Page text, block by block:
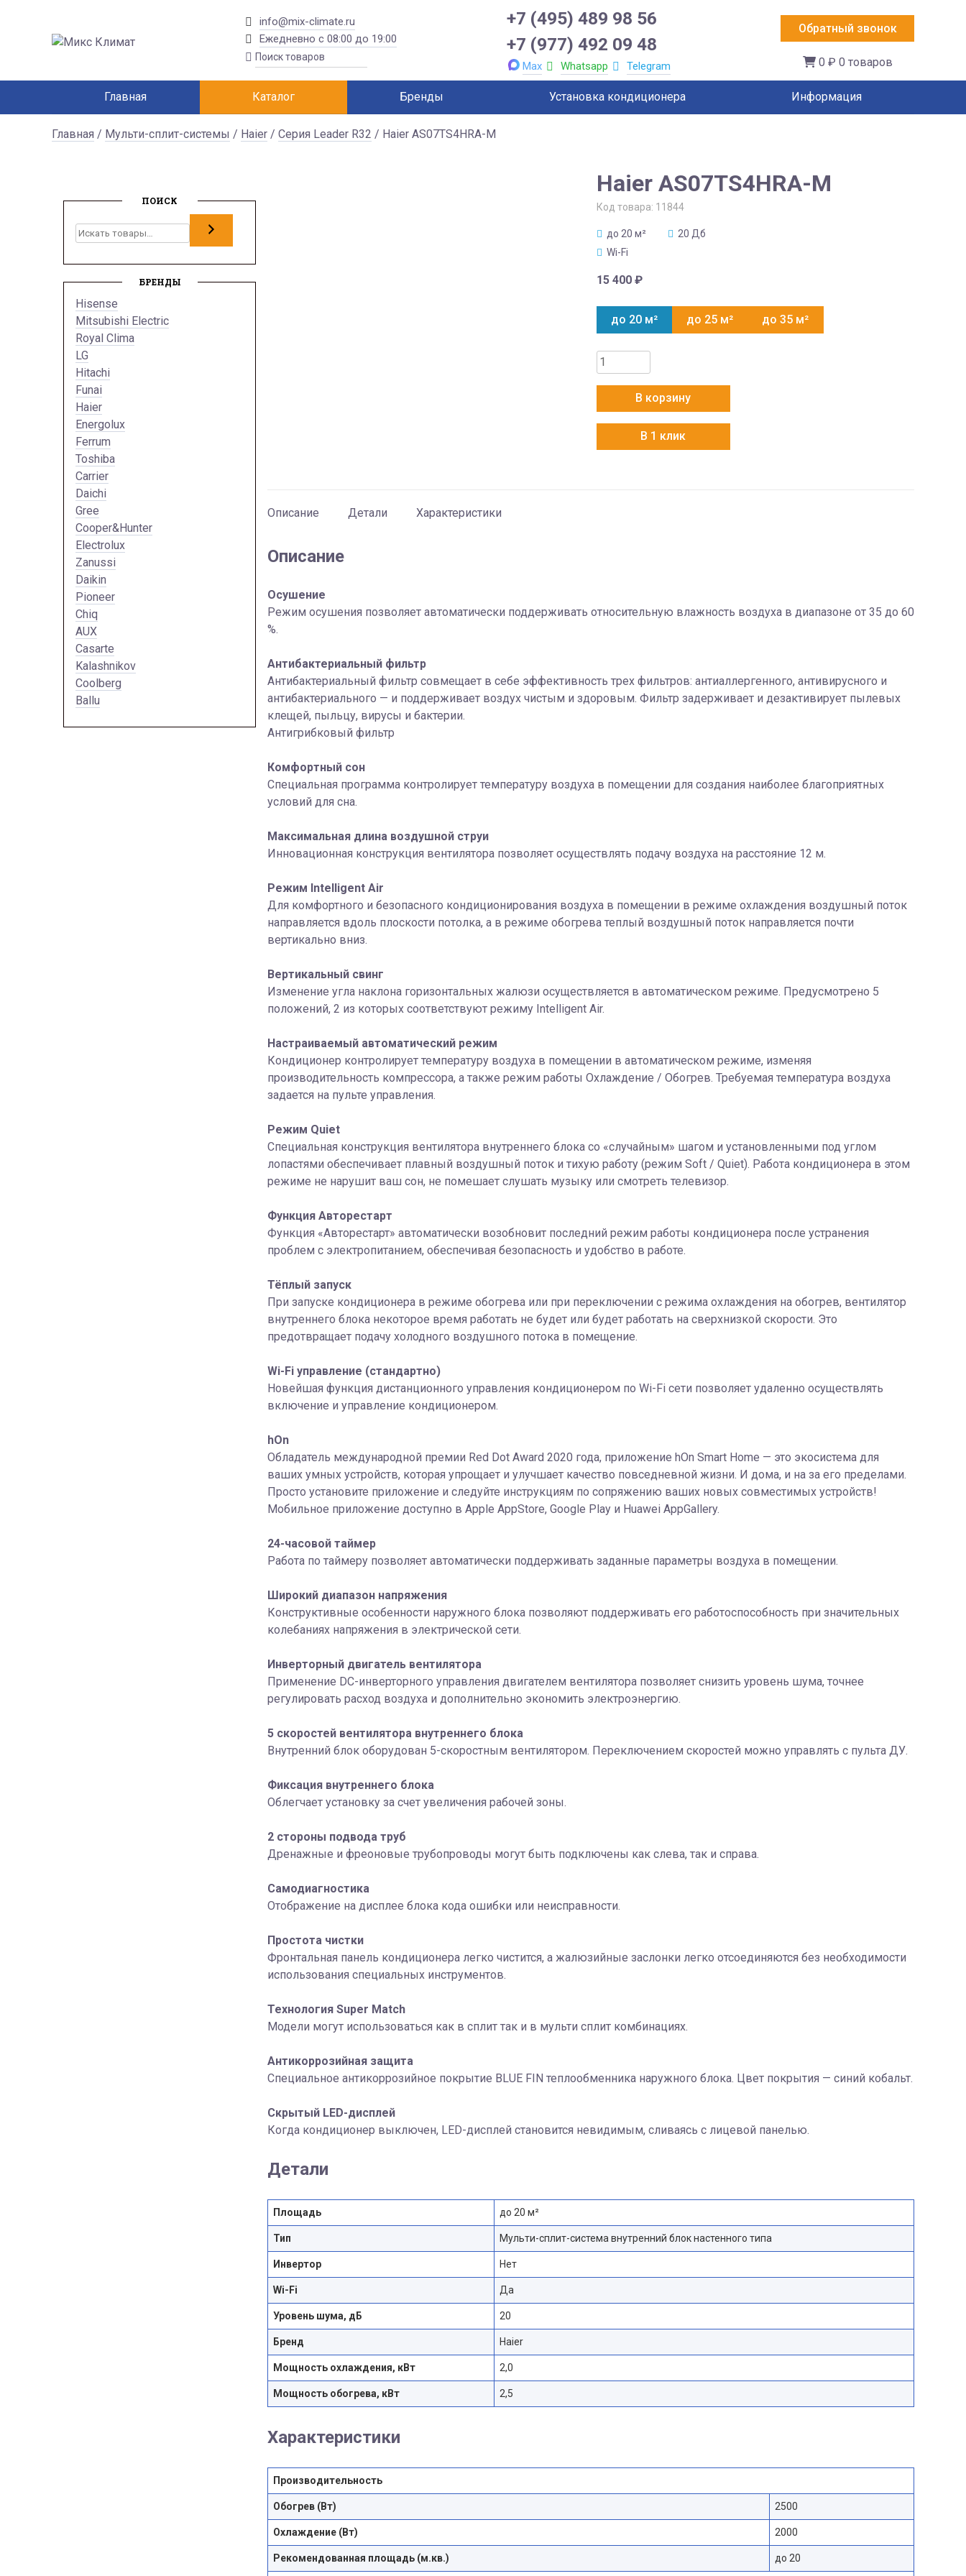
info@mix-climate.ru
Ежедневно с 08:00 до 19:00
+7 (495) 489 98 56
+7 (977) 492 09 48
Max Whatsapp Telegram
Обратный звонок
0 ₽ 0 товаров
Главная Каталог Бренды Установка кондиционера Информация
Главная / Мульти-сплит-системы / Haier / Серия Leader R32 / Haier AS07TS4HRA-M
Haier AS07TS4HRA-M
Код товара: 11844
до 20 м²
20 Дб
Wi-Fi
15 400 ₽
до 20 м² до 25 м² до 35 м²
Количество
товара
AS07TS4HRA-
M
В корзину
В 1 клик
Описание Детали Характеристики
Описание
Осушение
Режим осушения позволяет автоматически поддерживать относительную влажность воздуха в диапазоне от 35 до 60
%.
Антибактериальный фильтр
Антибактериальный фильтр совмещает в себе эффективность трех фильтров: антиаллергенного, антивирусного и
антибактериального — и поддерживает воздух чистым и здоровым. Фильтр задерживает и дезактивирует пылевых
клещей, пыльцу, вирусы и бактерии.
Антигрибковый фильтр
Комфортный сон
Специальная программа контролирует температуру воздуха в помещении для создания наиболее благоприятных
условий для сна.
Максимальная длина воздушной струи
Инновационная конструкция вентилятора позволяет осуществлять подачу воздуха на расстояние 12 м.
Режим Intelligent Air
Для комфортного и безопасного кондиционирования воздуха в помещении в режиме охлаждения воздушный поток
направляется вдоль плоскости потолка, а в режиме обогрева теплый воздушный поток направляется почти
вертикально вниз.
Вертикальный свинг
Изменение угла наклона горизонтальных жалюзи осуществляется в автоматическом режиме. Предусмотрено 5
положений, 2 из которых соответствуют режиму Intelligent Air.
Настраиваемый автоматический режим
Кондиционер контролирует температуру воздуха в помещении в автоматическом режиме, изменяя
производительность компрессора, а также режим работы Охлаждение / Обогрев. Требуемая температура воздуха
задается на пульте управления.
Режим Quiet
Специальная конструкция вентилятора внутреннего блока со «случайным» шагом и установленными под углом
лопастями обеспечивает плавный воздушный поток и тихую работу (режим Soft / Quiet). Работа кондиционера в этом
режиме не нарушит ваш сон, не помешает слушать музыку или смотреть телевизор.
Функция Авторестарт
Функция «Авторестарт» автоматически возобновит последний режим работы кондиционера после устранения
проблем с электропитанием, обеспечивая безопасность и удобство в работе.
Тёплый запуск
При запуске кондиционера в режиме обогрева или при переключении с режима охлаждения на обогрев, вентилятор
внутреннего блока некоторое время работать не будет или будет работать на сверхнизкой скорости. Это
предотвращает подачу холодного воздушного потока в помещение.
Wi-Fi управление (стандартно)
Новейшая функция дистанционного управления кондиционером по Wi-Fi сети позволяет удаленно осуществлять
включение и управление кондиционером.
hOn
Обладатель международной премии Red Dot Award 2020 года, приложение hOn Smart Home — это экосистема для
ваших умных устройств, которая упрощает и улучшает качество повседневной жизни. И дома, и на за его пределами.
Просто установите приложение и следуйте инструкциям по сопряжению ваших новых совместимых устройств!
Мобильное приложение доступно в Apple AppStore, Google Play и Huawei AppGallery.
24-часовой таймер
Работа по таймеру позволяет автоматически поддерживать заданные параметры воздуха в помещении.
Широкий диапазон напряжения
Конструктивные особенности наружного блока позволяют поддерживать его работоспособность при значительных
колебаниях напряжения в электрической сети.
Инверторный двигатель вентилятора
Применение DC-инверторного управления двигателем вентилятора позволяет снизить уровень шума, точнее
регулировать расход воздуха и дополнительно экономить электроэнергию.
5 скоростей вентилятора внутреннего блока
Внутренний блок оборудован 5-скоростным вентилятором. Переключением скоростей можно управлять с пульта ДУ.
Фиксация внутреннего блока
Облегчает установку за счет увеличения рабочей зоны.
2 стороны подвода труб
Дренажные и фреоновые трубопроводы могут быть подключены как слева, так и справа.
Самодиагностика
Отображение на дисплее блока кода ошибки или неисправности.
Простота чистки
Фронтальная панель кондиционера легко чистится, а жалюзийные заслонки легко отсоединяются без необходимости
использования специальных инструментов.
Технология Super Match
Модели могут использоваться как в сплит так и в мульти сплит комбинациях.
Антикоррозийная защита
Специальное антикоррозийное покрытие BLUE FIN теплообменника наружного блока. Цвет покрытия — синий кобальт.
Скрытый LED-дисплей
Когда кондиционер выключен, LED-дисплей становится невидимым, сливаясь с лицевой панелью.
Детали
Площадь до 20 м²
Тип Мульти-сплит-система внутренний блок настенного типа
Инвертор Нет
Wi-Fi Да
Уровень шума, дБ 20
Бренд Haier
Мощность охлаждения, кВт 2,0
Мощность обогрева, кВт 2,5
Характеристики
Производительность
Обогрев (Вт) 2500
Охлаждение (Вт) 2000
Рекомендованная площадь (м.кв.) до 20
ПОИСК
Поиск
БРЕНДЫ
Hisense
Mitsubishi Electric
Royal Clima
LG
Hitachi
Funai
Haier
Energolux
Ferrum
Toshiba
Carrier
Daichi
Gree
Cooper&Hunter
Electrolux
Zanussi
Daikin
Pioneer
Chiq
AUX
Casarte
Kalashnikov
Coolberg
Ballu